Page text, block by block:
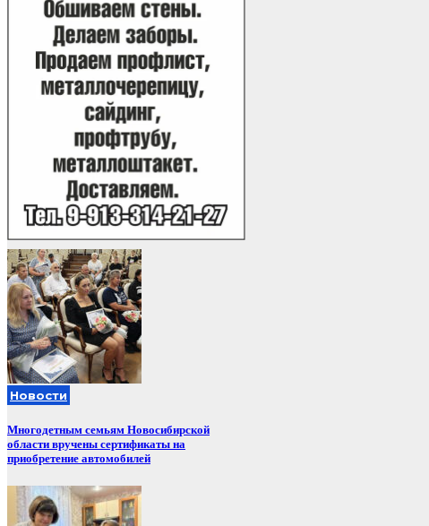
Новости
Многодетным семьям Новосибирской
области вручены сертификаты на
приобретение автомобилей